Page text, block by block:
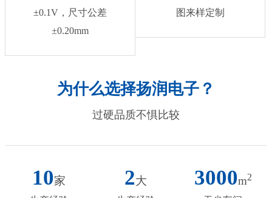
±0.1V，尺寸公差
±0.20mm
图来样定制
为什么选择扬润电子？
过硬品质不惧比较
10家 2大 3000m2